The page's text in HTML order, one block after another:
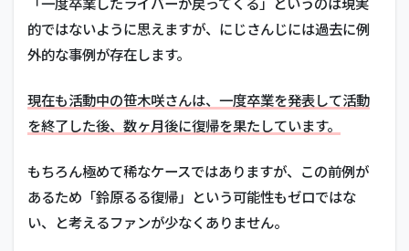
的ではないように思えますが、にじさんじには過去に例
外的な事例が存在します。
現在も活動中の笹木咲さんは、一度卒業を発表して活動
を終了した後、数ヶ月後に復帰を果たしています。
もちろん極めて稀なケースではありますが、この前例が
あるため「鈴原るる復帰」という可能性もゼロではな
い、と考えるファンが少なくありません。